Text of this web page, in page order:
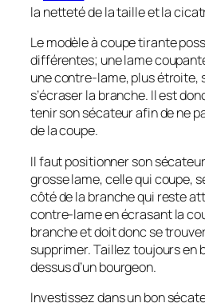
la netteté de la taille et la
Le modèle à coupe tirante
différentes; une lame
une contre-lame, plus étroite,
s’écraser la branche. Il est
tenir son sécateur afin de ne
de la coupe.
Il faut positionner son
grosse lame, celle qui coupe,
côté de la branche qui reste
contre-lame en écrasant la
branche et doit donc se
supprimer. Taillez toujours en
dessus d’un bourgeon.
Investissez dans un bon